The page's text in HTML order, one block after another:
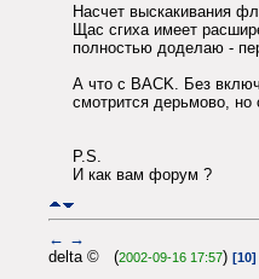
Насчет выскакивания
Щас сгиха имеет
полностью доделаю -
А что с BACK. Без
смотрится дерьмово, но
P.S.
И как вам форум ?
← →
delta © (2002-09-16 17:57) [10]